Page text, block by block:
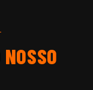
NOSSO